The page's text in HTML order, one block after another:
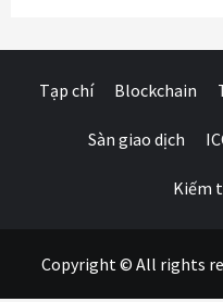
Tạp chí Blockchain
Sàn giao dịch
Kiếm
Copyright © All rights